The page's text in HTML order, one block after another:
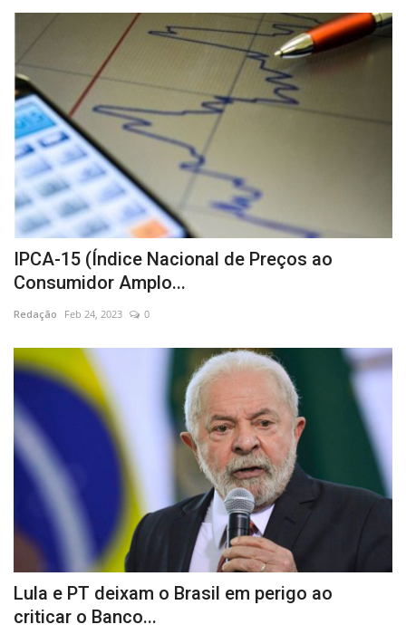
IPCA-15 (Índice Nacional de Preços ao
Consumidor Amplo...
Redação Feb 24, 2023 0
Lula e PT deixam o Brasil em perigo ao
criticar o Banco...